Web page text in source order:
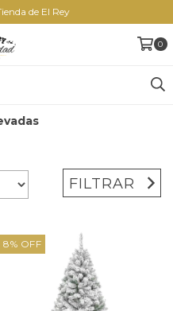
de El Rey
0
FILTRAR
8% OFF